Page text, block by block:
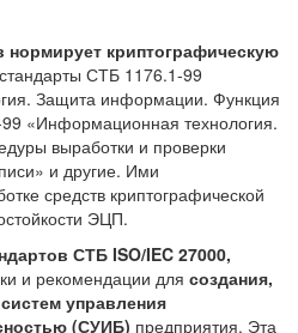
нормирует криптографическую
СТБ 1176.1-99
Защита информации. Функция
«Информационная технология.
выработки и проверки
и другие. Ими
средств криптографической
ЭЦП.
СТБ ISO/IEC 27000,
и рекомендации для создания,
управления
(СУИБ) предприятия. Эта